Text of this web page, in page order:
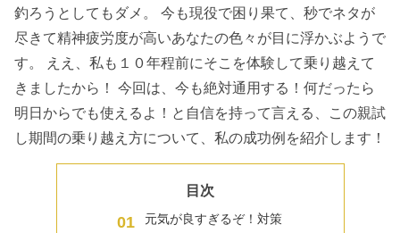
釣ろうとしてもダメ。 今も現役で困り果て、秒でネタが
尽きて精神疲労度が高いあなたの色々が目に浮かぶようで
す。 ええ、私も１０年程前にそこを体験して乗り越えて
きましたから！ 今回は、今も絶対通用する！何だったら
明日からでも使えるよ！と自信を持って言える、この親試
し期間の乗り越え方について、私の成功例を紹介します！
目次
元気が良すぎるぞ！対策